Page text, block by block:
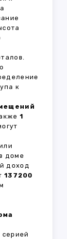
к
1
доме
доход
137200